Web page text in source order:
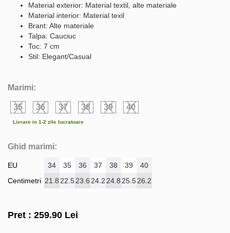
Material exterior: Material textil, alte materiale
Material interior: Material texil
Brant: Alte materiale
Talpa: Cauciuc
Toc: 7 cm
Stil: Elegant/Casual
Marimi:
35 36 37 38 39 40
Livrare in 1-2 zile lucratoare
Ghid marimi:
EU
Centimetri
34 35 36 37 38 39
40
21.8 22.523.6 24.2 24.8 25.526.2
Pret : 259.90 Lei